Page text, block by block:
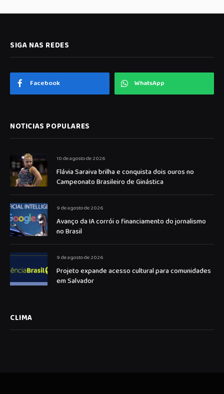
SIGA NAS REDES
Facebook WhatsApp
NOTICIAS POPULARES
10 de agosto de 2026
Flávia Saraiva brilha e conquista dois ouros no
Campeonato Brasileiro de Ginástica
9 de agosto de 2026
Avanço da IA corrói o financiamento do jornalismo
no Brasil
9 de agosto de 2026
Projeto expande acesso cultural para comunidades
em Salvador
CLIMA